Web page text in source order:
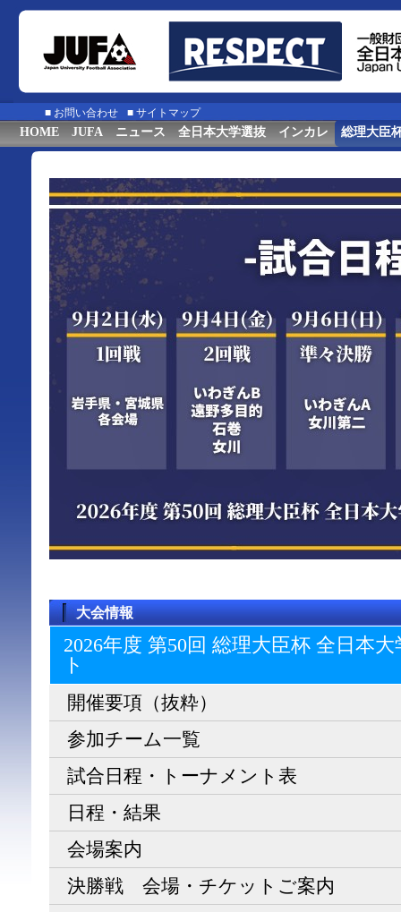
■ お問い合わせ ■ サイトマップ
HOME JUFA ニュース 全日本大学選抜 インカレ 総理大臣
大会情報
2026年度 第50回 総理大臣杯 全日本
ト
開催要項（抜粋）
参加チーム一覧
試合日程・トーナメント表
日程・結果
会場案内
決勝戦 会場・チケットご案内